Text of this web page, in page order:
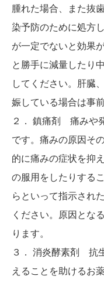
腫れた場合、また抜
染予防のために処方
が一定でないと効果
と勝手に減量したり
してください。肝臓
娠している場合は事
２． 鎮痛剤 痛みや
です。痛みの原因そ
的に痛みの症状を抑
の服用をしたりする
らといって指示され
ください。原因とな
ります。
３． 消炎酵素剤 抗
えることを助けるお